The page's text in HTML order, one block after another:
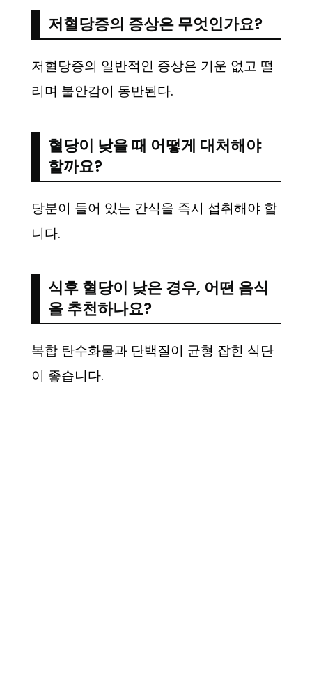
저혈당증의 증상은 무엇인가요?
저혈당증의 일반적인 증상은 기운 없고 떨
리며 불안감이 동반된다.
혈당이 낮을 때 어떻게 대처해야
할까요?
당분이 들어 있는 간식을 즉시 섭취해야 합
니다.
식후 혈당이 낮은 경우, 어떤 음식
을 추천하나요?
복합 탄수화물과 단백질이 균형 잡힌 식단
이 좋습니다.